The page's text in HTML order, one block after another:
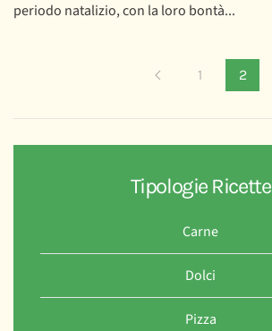
periodo natalizio, con la loro bontà...
1 2
Tipologie Ricette
Carne
Dolci
Pizza